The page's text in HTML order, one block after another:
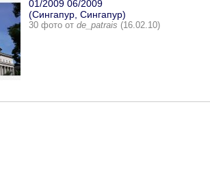
01/2009 06/2009
(Сингапур, Сингапур)
30 фото от de_patrais (16.02.10)